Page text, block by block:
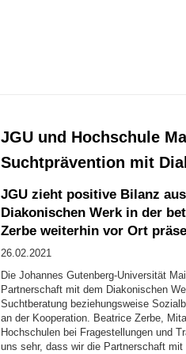
JGU und Hochschule
Suchtprävention mit
JGU zieht positive Bilanz
Diakonischen Werk in der
Zerbe weiterhin vor Ort
26.02.2021
Die Johannes Gutenberg-Universität
Partnerschaft mit dem Diakonischen
Suchtberatung beziehungsweise
an der Kooperation. Beatrice Zerbe,
Hochschulen bei Fragestellungen und
uns sehr, dass wir die Partnerschaft